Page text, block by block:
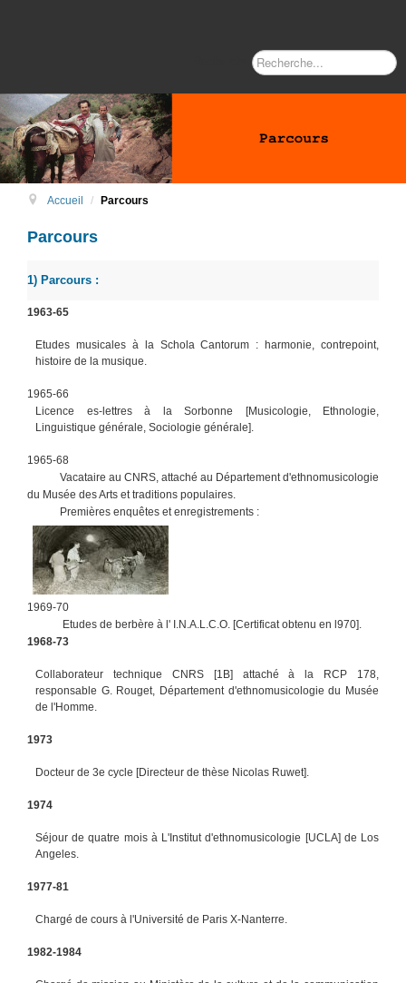
Accueil / Parcours
Parcours
1) Parcours :
1963-65
Etudes musicales à la Schola Cantorum : harmonie, contrepoint,
histoire de la musique.
1965-66
Licence es-lettres à la Sorbonne [Musicologie, Ethnologie,
Linguistique générale, Sociologie générale].
1965-68
Vacataire au CNRS, attaché au Département d'ethnomusicologie
du Musée des Arts et traditions populaires.
Premières enquêtes et enregistrements :
1969-70
Etudes de berbère à l' I.N.A.L.C.O. [Certificat obtenu en l970].
1968-73
Collaborateur technique CNRS [1B] attaché à la RCP 178,
responsable G. Rouget, Département d'ethnomusicologie du Musée
de l'Homme.
1973
Docteur de 3e cycle [Directeur de thèse Nicolas Ruwet].
1974
Séjour de quatre mois à L'Institut d'ethnomusicologie [UCLA] de Los
Angeles.
1977-81
Chargé de cours à l'Université de Paris X-Nanterre.
1982-1984